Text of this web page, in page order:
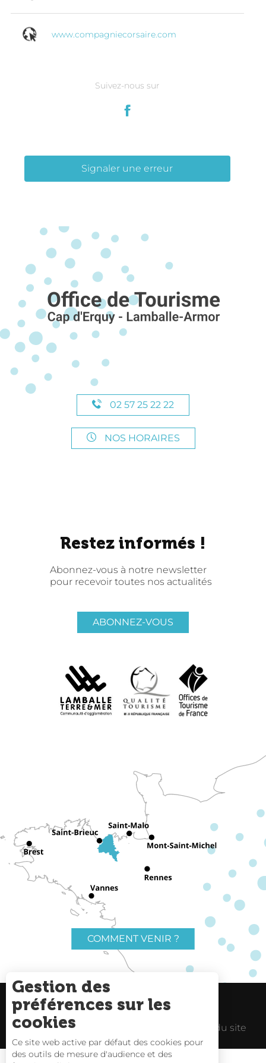
www.compagniecorsaire.com
Suivez-nous sur
Signaler une erreur
02 57 25 22 22
NOS HORAIRES
Restez informés !
Abonnez-vous à notre newsletter
pour recevoir toutes nos actualités
ABONNEZ-VOUS
COMMENT VENIR ?
Charte du voyageur Liens utiles
Espace Pro Plan du site
Gestion des
préférences sur les
cookies
Ce site web active par défaut des cookies pour
des outils de mesure d'audience et des